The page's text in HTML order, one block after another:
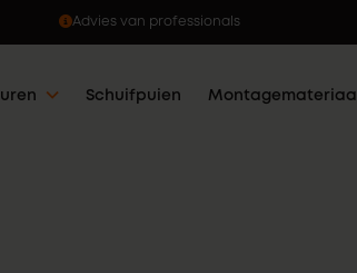
Advies van professionals
Schuifpuien Montagemateriaal